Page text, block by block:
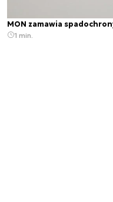
MON zamawia
1 min.